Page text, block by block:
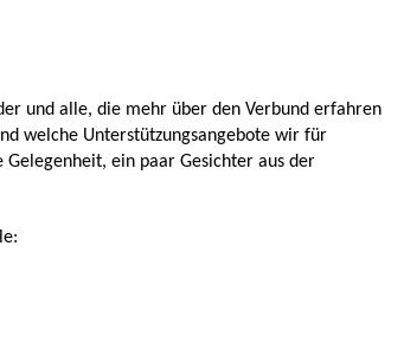
und alle, die mehr über den Verbund erfahren
welche Unterstützungsangebote wir für
ein paar Gesichter aus der